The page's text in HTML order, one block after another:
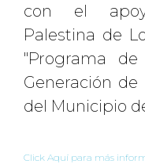
con el
Palestina de
"Programa
Generación
del Municipio
Click Aquí para más